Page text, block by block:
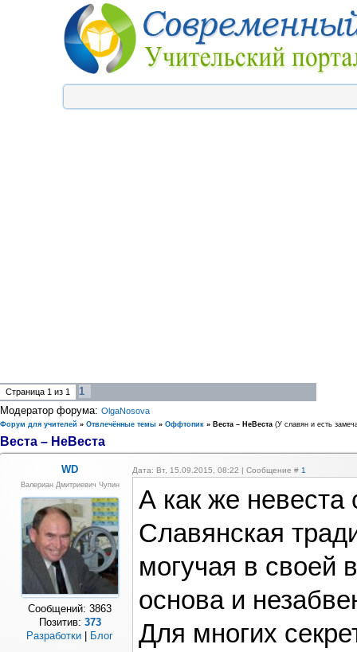
Страница 1 из 1
1
Модератор форума: OlgaNosova
Форум для учителей » Отвлечённые темы » Оффтопик » Веста – НеВеста (У славян и есть
Веста – НеВеста
WD Дата: Вт, 15.09.2015, 08:22 | Сообщение # 1
Валериан Дмитриевич Чупин
Сообщений:3863
Позитив: 373
Разработки
Блог
А как же невеста
Славянская
могучая в своей
основа и
Для многих